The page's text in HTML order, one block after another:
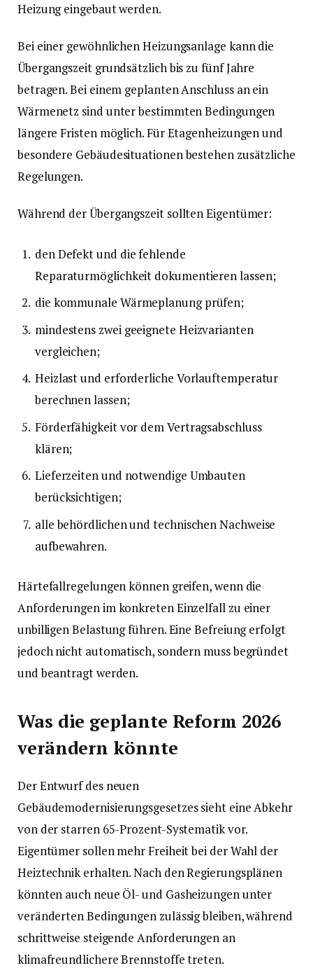
Heizung eingebaut werden.
Bei einer gewöhnlichen Heizungsanlage kann die
Übergangszeit grundsätzlich bis zu fünf Jahre
betragen. Bei einem geplanten Anschluss an ein
Wärmenetz sind unter bestimmten Bedingungen
längere Fristen möglich. Für Etagenheizungen und
besondere Gebäudesituationen bestehen zusätzliche
Regelungen.
Während der Übergangszeit sollten Eigentümer:
den Defekt und die fehlende
Reparaturmöglichkeit dokumentieren lassen;
die kommunale Wärmeplanung prüfen;
mindestens zwei geeignete Heizvarianten
vergleichen;
Heizlast und erforderliche Vorlauftemperatur
berechnen lassen;
Förderfähigkeit vor dem Vertragsabschluss
klären;
Lieferzeiten und notwendige Umbauten
berücksichtigen;
alle behördlichen und technischen Nachweise
aufbewahren.
Härtefallregelungen können greifen, wenn die
Anforderungen im konkreten Einzelfall zu einer
unbilligen Belastung führen. Eine Befreiung erfolgt
jedoch nicht automatisch, sondern muss begründet
und beantragt werden.
Was die geplante Reform 2026
verändern könnte
Der Entwurf des neuen
Gebäudemodernisierungsgesetzes sieht eine Abkehr
von der starren 65-Prozent-Systematik vor.
Eigentümer sollen mehr Freiheit bei der Wahl der
Heiztechnik erhalten. Nach den Regierungsplänen
könnten auch neue Öl- und Gasheizungen unter
veränderten Bedingungen zulässig bleiben, während
schrittweise steigende Anforderungen an
klimafreundlichere Brennstoffe treten.